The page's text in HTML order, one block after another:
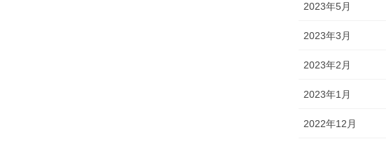
2023年5月
2023年3月
2023年2月
2023年1月
2022年12月